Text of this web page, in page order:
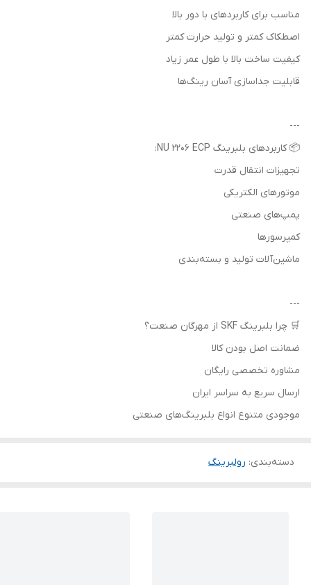
مناسب برای کاربردهای با دور بالا
اصطکاک کمتر و تولید حرارت کمتر
کیفیت ساخت بالا با طول عمر زیاد
قابلیت جداسازی آسان رینگ‌ها
---
📦 کاربردهای بلبرینگ NU 2206 ECP:
تجهیزات انتقال قدرت
موتورهای الکتریکی
پمپ‌های صنعتی
کمپرسورها
ماشین‌آلات تولید و بسته‌بندی
---
🛒 چرا بلبرینگ SKF از مهرگان صنعت؟
ضمانت اصل بودن کالا
مشاوره تخصصی رایگان
ارسال سریع به سراسر ایران
موجودی متنوع انواع بلبرینگ‌های صنعتی
دسته‌بندی: رولبرینگ